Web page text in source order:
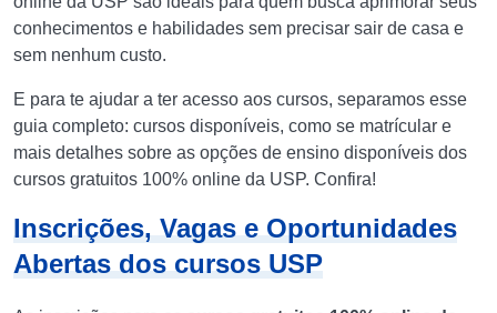
conhecimentos e habilidades sem precisar sair de casa e
sem nenhum custo.
E para te ajudar a ter acesso aos cursos, separamos esse
guia completo: cursos disponíveis, como se matrícular e
mais detalhes sobre as opções de ensino disponíveis dos
cursos gratuitos 100% online da USP. Confira!
Inscrições, Vagas e Oportunidades
Abertas dos cursos USP